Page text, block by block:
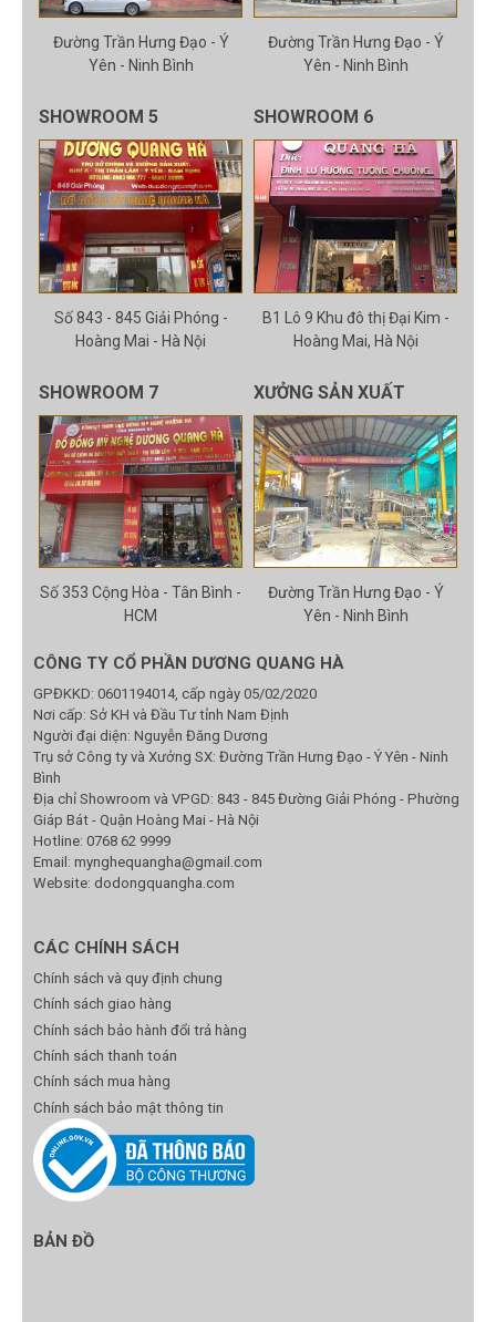
Đường Trần Hưng Đạo - Ý
Yên - Ninh Bình
Đường Trần Hưng Đạo - Ý
Yên - Ninh Bình
SHOWROOM 5
Số 843 - 845 Giải Phóng -
Hoàng Mai - Hà Nội
SHOWROOM 6
B1 Lô 9 Khu đô thị Đại Kim -
Hoàng Mai, Hà Nội
SHOWROOM 7
Số 353 Cộng Hòa - Tân Bình -
HCM
XƯỞNG SẢN XUẤT
Đường Trần Hưng Đạo - Ý
Yên - Ninh Bình
CÔNG TY CỔ PHẦN DƯƠNG QUANG HÀ
GPĐKKD: 0601194014, cấp ngày 05/02/2020
Nơi cấp: Sở KH và Đầu Tư tỉnh Nam Định
Người đại diện: Nguyễn Đăng Dương
Trụ sở Công ty và Xưởng SX: Đường Trần Hưng Đạo - Ý Yên - Ninh
Bình
Địa chỉ Showroom và VPGD: 843 - 845 Đường Giải Phóng - Phường
Giáp Bát - Quận Hoàng Mai - Hà Nội
Hotline: 0768 62 9999
Email: mynghequangha@gmail.com
Website: dodongquangha.com
CÁC CHÍNH SÁCH
Chính sách và quy định chung
Chính sách giao hàng
Chính sách bảo hành đổi trả hàng
Chính sách thanh toán
Chính sách mua hàng
Chính sách bảo mật thông tin
BẢN ĐỒ